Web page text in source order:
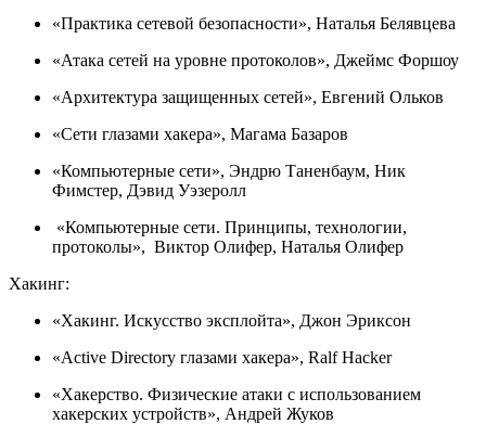
«Практика сетевой безопасности», Наталья Белявцева
«Атака сетей на уровне протоколов», Джеймс Форшоу
«Архитектура защищенных сетей», Евгений Ольков
«Сети глазами хакера», Магама Базаров
«Компьютерные сети», Эндрю Таненбаум, Ник
Фимстер, Дэвид Уэзеролл
«Компьютерные сети. Принципы, технологии,
протоколы», Виктор Олифер, Наталья Олифер
Хакинг:
«Хакинг. Искусство эксплойта», Джон Эриксон
«Active Directory глазами хакера», Ralf Hacker
«Хакерство. Физические атаки с использованием
хакерских устройств», Андрей Жуков